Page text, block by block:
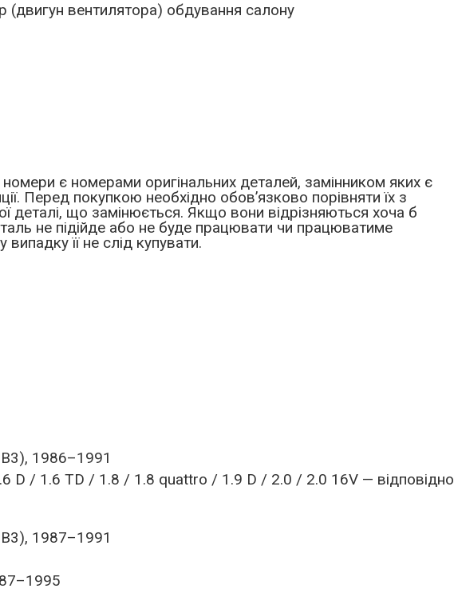
(двигун вентилятора) обдування салону
є номерами оригінальних деталей, замінником яких є
Перед покупкою необхідно обов’язково порівняти їх з
деталі, що замінюється. Якщо вони відрізняються хоча б
не підійде або не буде працювати чи працюватиме
її не слід купувати.
1986–1991
D / 1.6 TD / 1.8 / 1.8 quattro / 1.9 D / 2.0 / 2.0 16V — відповідно
1987–1991